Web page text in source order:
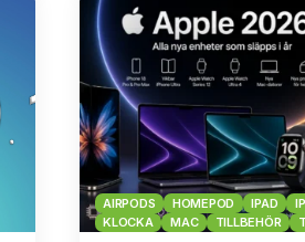
AIRPODS HOMEPOD IPAD
KLOCKA
MAC TILLBEHÖR